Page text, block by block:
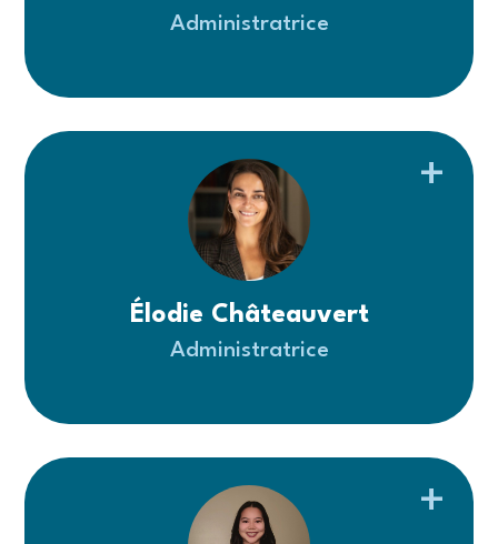
Administratrice
Élodie Châteauvert
Administratrice